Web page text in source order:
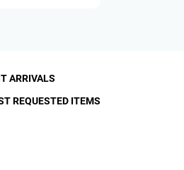
ARRIVALS
REQUESTED ITEMS